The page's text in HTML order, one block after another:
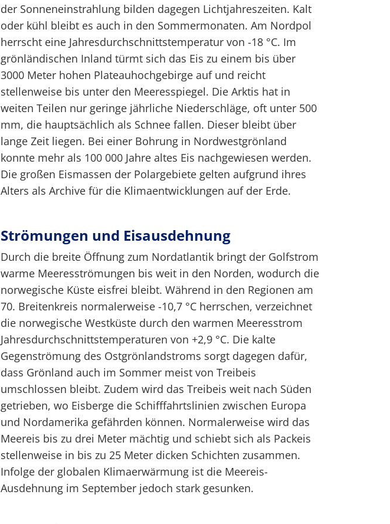
der Sonneneinstrahlung bilden dagegen Lichtjahreszeiten. Kalt
oder kühl bleibt es auch in den Sommermonaten. Am Nordpol
herrscht eine Jahresdurchschnittstemperatur von -18 °C. Im
grönländischen Inland türmt sich das Eis zu einem bis über
3000 Meter hohen Plateauhochgebirge auf und reicht
stellenweise bis unter den Meeresspiegel. Die Arktis hat in
weiten Teilen nur geringe jährliche Niederschläge, oft unter 500
mm, die hauptsächlich als Schnee fallen. Dieser bleibt über
lange Zeit liegen. Bei einer Bohrung in Nordwestgrönland
konnte mehr als 100 000 Jahre altes Eis nachgewiesen werden.
Die großen Eismassen der Polargebiete gelten aufgrund ihres
Alters als Archive für die Klimaentwicklungen auf der Erde.
Strömungen und Eisausdehnung
Durch die breite Öffnung zum Nordatlantik bringt der Golfstrom
warme Meeresströmungen bis weit in den Norden, wodurch die
norwegische Küste eisfrei bleibt. Während in den Regionen am
70. Breitenkreis normalerweise -10,7 °C herrschen, verzeichnet
die norwegische Westküste durch den warmen Meeresstrom
Jahresdurchschnittstemperaturen von +2,9 °C. Die kalte
Gegenströmung des Ostgrönlandstroms sorgt dagegen dafür,
dass Grönland auch im Sommer meist von Treibeis
umschlossen bleibt. Zudem wird das Treibeis weit nach Süden
getrieben, wo Eisberge die Schifffahrtslinien zwischen Europa
und Nordamerika gefährden können. Normalerweise wird das
Meereis bis zu drei Meter mächtig und schiebt sich als Packeis
stellenweise in bis zu 25 Meter dicken Schichten zusammen.
Infolge der globalen Klimaerwärmung ist die Meereis-
Ausdehnung im September jedoch stark gesunken.